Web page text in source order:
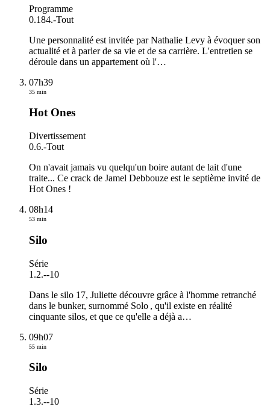
Programme
0.184.-Tout
Une personnalité est invitée par Nathalie Levy à évoquer son
actualité et à parler de sa vie et de sa carrière. L'entretien se
déroule dans un appartement où l'…
07h39
35 min
Hot Ones
Divertissement
0.6.-Tout
On n'avait jamais vu quelqu'un boire autant de lait d'une
traite... Ce crack de Jamel Debbouze est le septième invité de
Hot Ones !
08h14
53 min
Silo
Série
1.2.--10
Dans le silo 17, Juliette découvre grâce à l'homme retranché
dans le bunker, surnommé Solo , qu'il existe en réalité
cinquante silos, et que ce qu'elle a déjà a…
09h07
55 min
Silo
Série
1.3.--10